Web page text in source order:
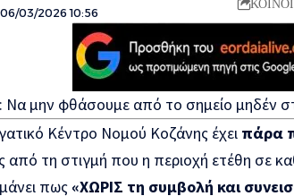
03/2026 10:56
μην φθάσουμε από το σημείο μηδέν
Κέντρο Νομού Κοζάνης έχει πάρα
από τη στιγμή που η περιοχή ετέθη σε
πως «ΧΩΡΙΣ τη συμβολή και